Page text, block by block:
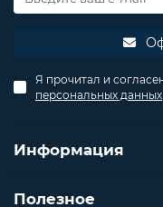
Я прочитал и
персональных данных
Информация
Полезное